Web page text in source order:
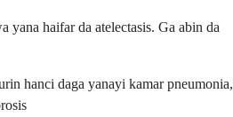
yana haifar da atelectasis. Ga abin da
hanci daga yanayi kamar pneumonia,